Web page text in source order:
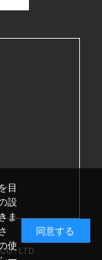
. LTD
目
設
ま
使
同意する